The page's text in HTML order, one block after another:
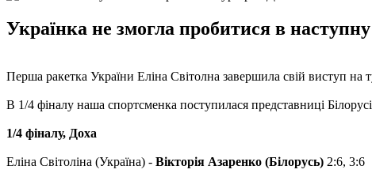
Українка не змогла пробитися в наступну
Перша ракетка України Еліна Світолна завершила свій виступ на
В 1/4 фіналу наша спортсменка поступилася представниці Білорусі
1/4 фіналу, Доха
Еліна Світоліна (Україна) - Вікторія Азаренко (Білорусь) 2:6, 3:6